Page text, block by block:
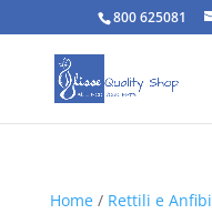
800 625081
Home/ Rettili e Anfibi